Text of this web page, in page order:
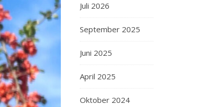
Juli 2026
September 2025
Juni 2025
April 2025
Oktober 2024